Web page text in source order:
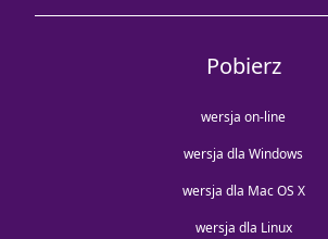
Pobierz
wersja on-line
wersja dla Windows
wersja dla Mac OS X
wersja dla Linux